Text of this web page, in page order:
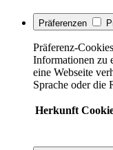
Präferenzen
Präferenz-
Informationen zu
eine Webseite
Sprache oder die
Herkunft